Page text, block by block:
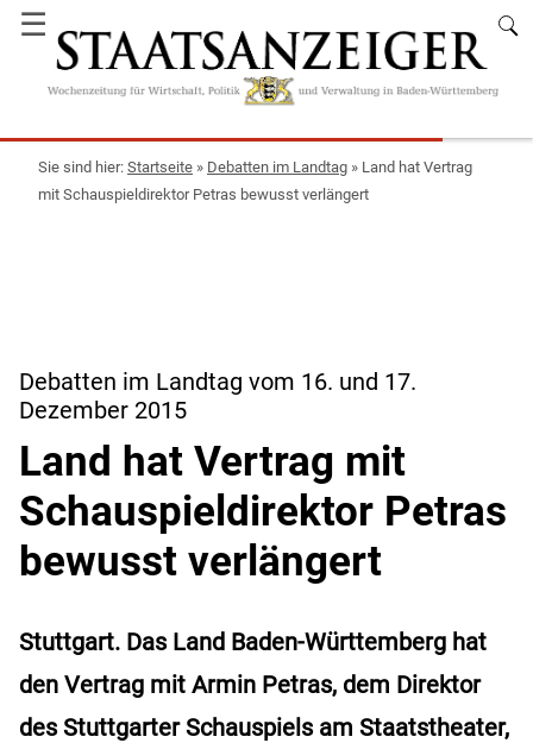
☰
Startseite » Debatten im Landtag » Land hat Vertrag
mit Schauspieldirektor Petras bewusst verlängert
Debatten im Landtag vom 16. und 17.
Dezember 2015
Land hat Vertrag mit
Schauspieldirektor Petras
bewusst verlängert
Stuttgart. Das Land Baden-Württemberg hat
den Vertrag mit Armin Petras, dem Direktor
des Stuttgarter Schauspiels am Staatstheater,